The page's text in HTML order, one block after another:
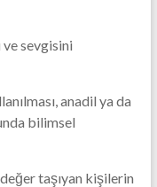
sevgisini
anadil ya da
bilimsel
taşıyan kişilerin